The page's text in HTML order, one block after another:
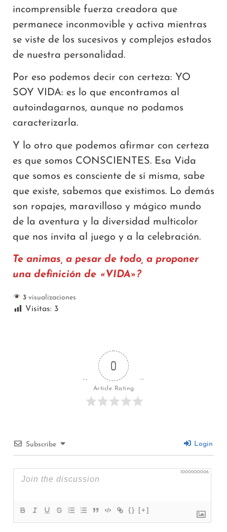
incomprensible fuerza creadora que
permanece inconmovible y activa mientras
se viste de los sucesivos y complejos estados
de nuestra personalidad.
Por eso podemos decir con certeza: YO
SOY VIDA: es lo que encontramos al
autoindagarnos, aunque no podamos
caracterizarla.
Y lo otro que podemos afirmar con certeza
es que somos CONSCIENTES. Esa Vida
que somos es consciente de sí misma, sabe
que existe, sabemos que existimos. Lo demás
son ropajes, maravilloso y mágico mundo
de la aventura y la diversidad multicolor
que nos invita al juego y a la celebración.
Te animas, a pesar de todo, a proponer
una definición de «VIDA»?
3visualizaciones
Visitas: 3
0
Article Rating
Subscribe Login
1000000006
{} [+]